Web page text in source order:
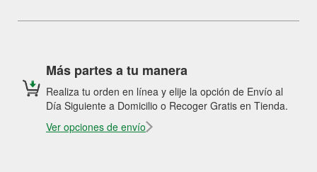
Más partes a tu manera
Realiza tu orden en línea y elije la opción de Envío al
Día Siguiente a Domicilio o Recoger Gratis en Tienda.
Ver opciones de envío